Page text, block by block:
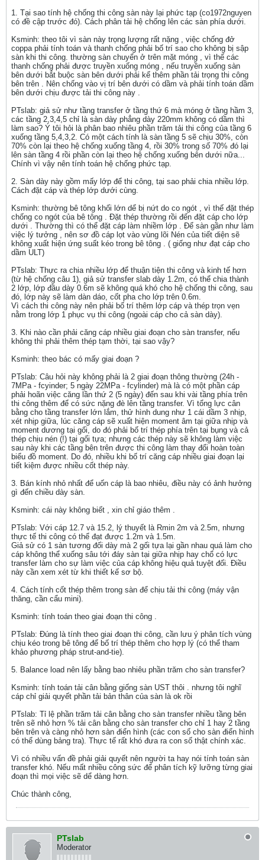
1. Tại sao tính hệ chống thi công sàn này lại phức tạp (co1972nguyen
có đề cập trước đó). Cách phân tải hệ chống lên các sàn phía dưới.
Ksminh: theo tôi vì sàn này trọng lượng rất nặng , việc chống đở
coppa phải tính toán và thanh chống phải bố trí sao cho không bị sập
sàn khi thi công. thường sàn chuyển ở trên mặt móng , vì thế các
thanh chống phải được truyền xuống móng , nếu truyền xuống sàn
bên dưới bắt buộc sàn bên dưới phải kể thêm phần tải trọng thi công
bên trên . Nên chống vào vị trí bên dưới có dầm và phải tính toán dầm
bên dưới chịu được tải thi công này .
PTslab: giả sử như tầng transfer ở tầng thứ 6 mà móng ở tầng hầm 3,
các tầng 2,3,4,5 chỉ là sàn dày phẳng dày 220mm không có dầm thì
làm sao? Ý tôi hỏi là phân bao nhiêu phần trăm tải thi công của tầng 6
xuống tầng 5,4,3,2. Có một cách tính là sàn tầng 5 sẽ chịu 30%, còn
70% còn lại theo hệ chống xuống tầng 4, rồi 30% trong số 70% đó lại
lên sàn tầng 4 rồi phần còn lại theo hệ chống xuống bên dưới nữa...
Chính vì vậy nên tính toán hệ chống phức tạp.
2. Sàn dày này gồm mấy lớp để thi công, tại sao phải chia nhiều lớp.
Cách đặt cáp và thép lớp dưới cùng.
Ksminh: thường bê tông khối lớn dể bị nứt do co ngót , vì thế đặt thép
chống co ngót của bê tông . Đặt thép thường rồi đến đặt cáp cho lớp
dưới . Thường thì có thể đặt cáp làm nhiềm lớp . Để sàn gần như làm
việc lý tưởng , nên sơ đồ cáp lọt vào vùng lõi Nén của tiết diện sẽ
không xuất hiện ứng suất kéo trong bê tông . ( giống như đạt cáp cho
dầm ULT)
PTslab: Thực ra chia nhiều lớp để thuận tiện thi công và kinh tế hơn
(từ hệ chống câu 1), giả sử transfer slab dày 1.2m, có thể chia thành
2 lớp, lớp đầu dày 0.6m sẽ không quá khó cho hệ chống thi công, sau
đó, lớp này sẽ làm dàn dáo, cốt pha cho lớp trên 0.6m.
Vì cách thi công này nên phải bố trí thêm lớp cáp và thép trọn vẹn
nằm trong lớp 1 phục vụ thi công (ngoài cáp cho cả sàn dày).
3. Khi nào cần phải căng cáp nhiều giai đoạn cho sàn transfer, nếu
không thì phải thêm thép tạm thời, tại sao vậy?
Ksminh: theo bác có mấy giai đoạn ?
PTslab: Câu hỏi này không phải là 2 giai đoạn thông thường (24h -
7MPa - fcyinder; 5 ngày 22MPa - fcylinder) mà là có một phần cáp
phải hoãn việc căng lần thứ 2 (5 ngày) đến sau khi vài tầng phía trên
thi công thêm để có sức nặng đè lên tầng transfer. Vì tổng lực cân
bằng cho tầng transfer lớn lắm, thử hình dung như 1 cái dầm 3 nhịp,
xét nhịp giữa, lúc căng cáp sẽ xuất hiện moment âm tại giữa nhịp và
moment dương tại gối, do đó phải bố trí thép phía trên tại bụng và cả
thép chịu nén (!) tại gối tựa; nhưng các thép này sẽ không làm việc
sau này khi các tầng bên trên được thi công làm thay đổi hoàn toàn
biểu đồ moment. Do đó, nhiều khi bố trí căng cáp nhiều giai đoạn lại
tiết kiệm được nhiều cốt thép này.
3. Bán kính nhỏ nhất để uốn cáp là bao nhiêu, điều này có ảnh hưởng
gì đến chiều dày sàn.
Ksminh: cái này không biết , xin chỉ giáo thêm .
PTslab: Với cáp 12.7 và 15.2, lý thuyết là Rmin 2m và 2.5m, nhưng
thực tế thi công có thể đạt được 1.2m và 1.5m.
Giả sử có 1 sàn tương đối dày mà 2 gối tựa lại gần nhau quá làm cho
cáp không thể xuống sâu tới đáy sàn tại giữa nhịp hay chổ có lực
transfer làm cho sự làm việc của cáp không hiệu quả tuyệt đối. Điều
này cần xem xét từ khi thiết kế sơ bộ.
4. Cách tính cốt thép thêm trong sàn để chịu tải thi công (máy vận
thăng, cần cẩu mini).
Ksminh: tính toán theo giai đoạn thi công .
PTslab: Đúng là tính theo giai đoạn thi công, cần lưu ý phân tích vùng
chịu kéo trong bê tông để bố trí thép thêm cho hợp lý (có thể tham
khảo phương pháp strut-and-tie).
5. Balance load nên lấy bằng bao nhiêu phần trăm cho sàn transfer?
Ksminh: tính toán tải cân bằng giống sàn UST thôi . nhưng tôi nghĩ
cáp chỉ giải quyết phần tải bản thân của sàn là ok rồi
PTslab: Tỉ lệ phần trăm tải cân bằng cho sàn transfer nhiều tầng bên
trên sẽ nhỏ hơn % tải cân bằng cho sàn transfer cho chỉ 1 hay 2 tầng
bên trên và càng nhỏ hơn sàn điển hình (các con số cho sàn điển hình
có thể dùng bảng tra). Thực tế rất khó đưa ra con số thật chính xác.
Vì có nhiều vấn đề phải giải quyết nên người ta hay nói tính toán sàn
transfer khó. Nếu mất nhiều công sức để phân tích kỹ lưỡng từng giai
đoạn thì mọi việc sẽ dể dàng hơn.
Chúc thành công,
PTslab
Moderator